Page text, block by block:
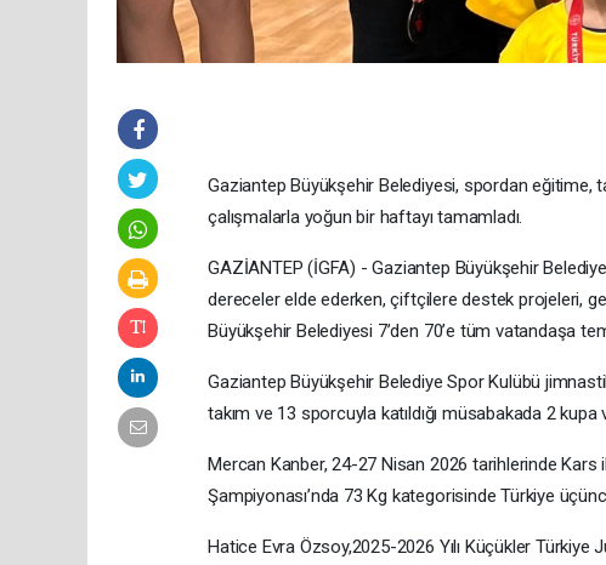
Gaziantep Büyükşehir Belediyesi, spordan eğitime,
çalışmalarla yoğun bir haftayı tamamladı.
GAZİANTEP (İGFA) - Gaziantep Büyükşehir
dereceler elde ederken, çiftçilere destek projeleri,
Büyükşehir Belediyesi 7’den 70’e tüm vatandaşa
Gaziantep Büyükşehir Belediye Spor Kulübü
takım ve 13 sporcuyla katıldığı müsabakada 2
Mercan Kanber, 24-27 Nisan 2026 tarihlerinde Kars
Şampiyonası’nda 73 Kg kategorisinde Türkiye
Hatice Evra Özsoy,2025-2026 Yılı Küçükler